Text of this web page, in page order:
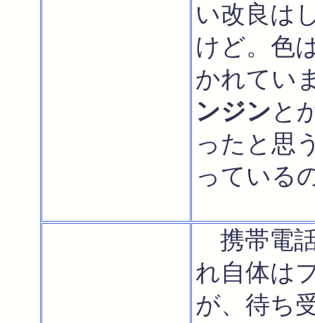
い改良は
けど。色
かれてい
ンジン と
ったと思
っている
携帯電
れ自体は
が、待ち